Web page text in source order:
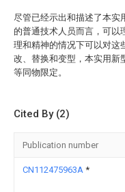
尽管已经示出和描述了本实
的普通技术人员而言，可以
理和精神的情况下可以对这
改、替换和变型，本实用新
等同物限定。
Cited By (2)
Publication number
CN112475963A *